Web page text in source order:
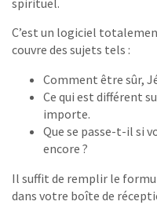
spirituel.
C’est un logiciel
couvre des sujets tels :
Comment être sûr,
Ce qui est différent
importe.
Que se passe-t-il si
encore ?
Il suffit de remplir le
dans votre boîte de